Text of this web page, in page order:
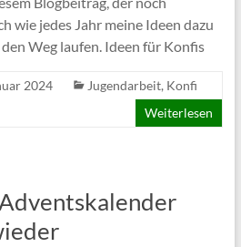
wie jedes Jahr meine Ideen dazu
Weg laufen. Ideen für Konfis
2024 Jugendarbeit, Konfi
Weiterlesen